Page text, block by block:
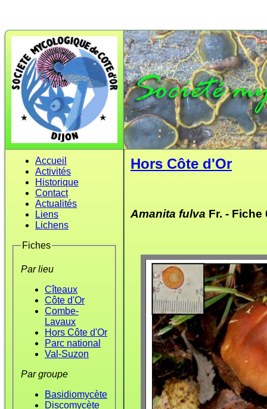
Accueil
Activités
Historique
Contact
Actualités
Liens
Lichens
Fiches
Par lieu
Cîteaux
Côte d'Or
Combe-
Lavaux
Hors Côte d'Or
Parc national
Val-Suzon
Par groupe
Basidiomycète
Discomycète
Hors Côte d'Or
Amanita fulva Fr. - Fiche